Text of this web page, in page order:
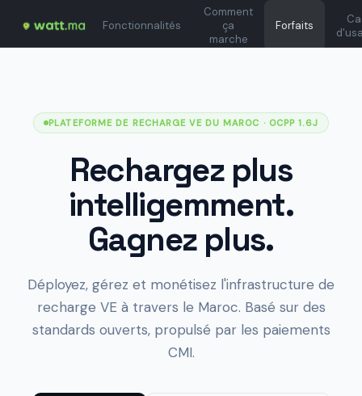
Fonctionnalités
Comment
ça
marche
Forfaits
PLATEFORME DE RECHARGE VE DU MAROC · OCPP 1.6J
Rechargez plus
intelligemment.
Gagnez plus.
Déployez, gérez et monétisez l'infrastructure de
recharge VE à travers le Maroc. Basé sur des
standards ouverts, propulsé par les paiements
CMI.